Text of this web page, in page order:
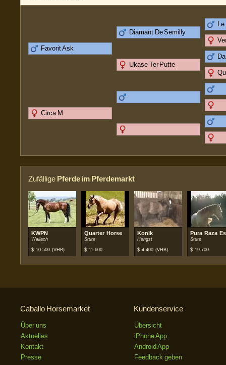
Favorit Ask
Diamant De Semilly
Ukase Ter Putte
Circa M
Zufällige Pferde im Pferdemarkt
KWPN
Wallach
$ 10.500 (VHB)
Quarter Horse
Stute
$ 11.600
Konik
Hengst
$ 4.400 (VHB)
Pura Raza
Stute
$ 19.700
Caballo Horsemarket
Über uns
Aktuelles
Kontakt
Presse
Kundenservice
Übersicht
iPhone App
Android App
Feedback geben